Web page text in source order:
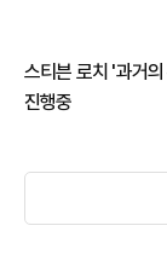
스티븐 로치 '과거
진행중